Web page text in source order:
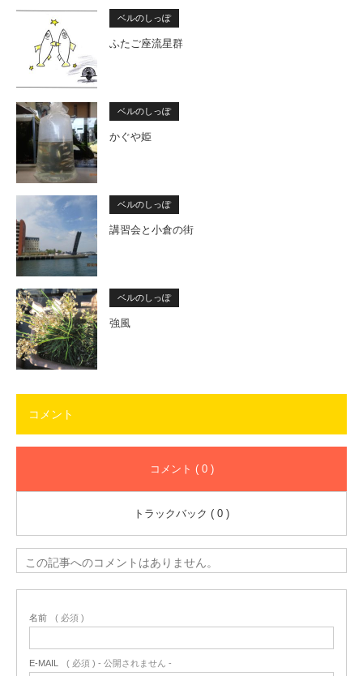
ベルのしっぽ
ふたご座流星群
ベルのしっぽ
かぐや姫
ベルのしっぽ
講習会と小倉の街
ベルのしっぽ
強風
コメント
コメント ( 0 )
トラックバック ( 0 )
この記事へのコメントはありません。
名前 ( 必須 )
E-MAIL ( 必須 ) - 公開されません -